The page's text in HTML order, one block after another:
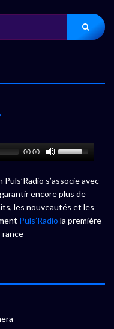
00:00
s’associe avec
encore plus de
les nouveautés et les
Puls’Radio la première